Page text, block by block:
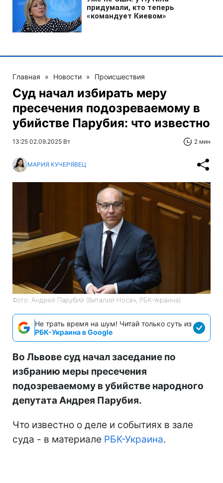
Главная » Новости » Происшествия
Суд начал избирать меру
пресечения подозреваемому в
убийстве Парубия: что известно
13:25 02.09.2025 Вт 2 мин
МАРИЯ КУЧЕРЯВЕЦ
Фото: Андрей Парубий (Виталий Носач, РБК-Украина)
Не трать время на шум! Читай только суть из
РБК-Украина в Google
Во Львове суд начал заседание по
избранию меры пресечения
подозреваемому в убийстве народного
депутата Андрея Парубия.
Что известно о деле и событиях в зале
суда - в материале РБК-Украина.